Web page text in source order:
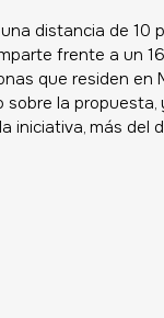
distancia de
frente a un
que residen en
la propuesta,
más del